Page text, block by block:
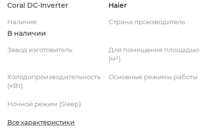
Coral DC-Inverter Haier
Наличие:
В наличии
Страна производитель
Завод изготовитель
Для помещения площадью
(м²)
Холодопроизводительность
(кВт)
Основные режимы работы
Ночной режим (Sleep)
Все характеристики